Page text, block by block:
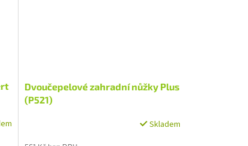
Dvoučepelové zahradní nůžky Plus
(P521)
Skladem